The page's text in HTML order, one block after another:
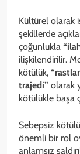
Kültürel olarak
şekillerde
çoğunlukla
ilişkilendirilir.
kötülük,
trajedi” olarak
kötülükle başa
Sebepsiz
önemli bir rol
anlamsız